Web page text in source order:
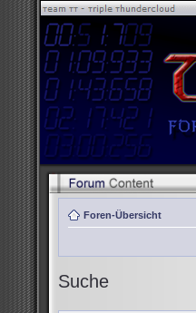
Foren-Übersicht
Suche